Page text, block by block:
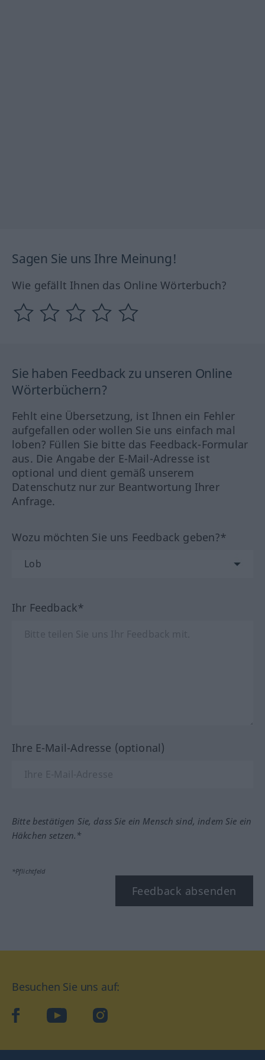
Sagen Sie uns Ihre Meinung!
Wie gefällt Ihnen das Online Wörterbuch?
Sie haben Feedback zu unseren Online
Wörterbüchern?
Fehlt eine Übersetzung, ist Ihnen ein Fehler
aufgefallen oder wollen Sie uns einfach mal
loben? Füllen Sie bitte das Feedback-Formular
aus. Die Angabe der E-Mail-Adresse ist
optional und dient gemäß unserem
Datenschutz nur zur Beantwortung Ihrer
Anfrage.
Wozu möchten Sie uns Feedback geben?*
Ihr Feedback*
Ihre E-Mail-Adresse (optional)
Bitte bestätigen Sie, dass Sie ein Mensch sind, indem Sie ein
Häkchen setzen.*
*Pflichtfeld
Feedback absenden
Besuchen Sie uns auf:
facebookYouTube Instagram